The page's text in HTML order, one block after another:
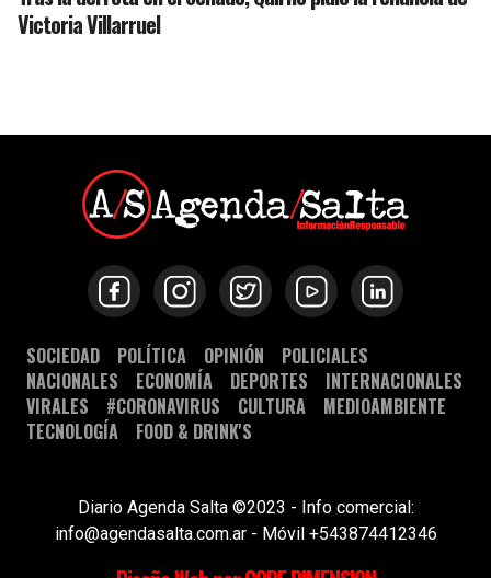
Victoria Villarruel
SOCIEDAD POLÍTICA OPINIÓN
POLICIALES
NACIONALES
ECONOMÍA DEPORTES
INTERNACIONALES
VIRALES
#CORONAVIRUS CULTURA
MEDIOAMBIENTE
TECNOLOGÍA
FOOD & DRINK'S
Diario Agenda Salta ©2023 - Info comercial:
info@agendasalta.com.ar - Móvil +543874412346